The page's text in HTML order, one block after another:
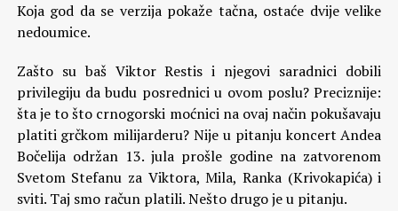
Koja god da se verzija pokaže tačna, ostaće dvije velike
nedoumice.
Zašto su baš Viktor Restis i njegovi saradnici dobili
privilegiju da budu posrednici u ovom poslu? Preciznije:
šta je to što crnogorski moćnici na ovaj način pokušavaju
platiti grčkom milijarderu? Nije u pitanju koncert Andea
Bočelija održan 13. jula prošle godine na zatvorenom
Svetom Stefanu za Viktora, Mila, Ranka (Krivokapića) i
sviti. Taj smo račun platili. Nešto drugo je u pitanju.